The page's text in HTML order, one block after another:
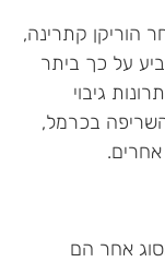
הוריקן קתרינה,
הוריקן סנדי ב-2012 הצביע על כך ביתר
גיבוי
השריפה בכרמל,
אחרים.
אחר הם